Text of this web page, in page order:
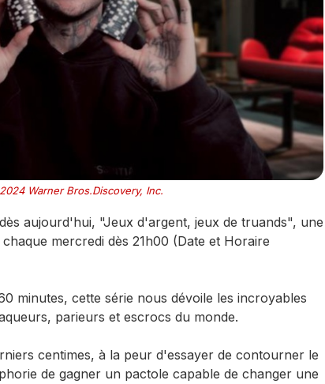
Warner Bros.Discovery, Inc.
aujourd'hui, "Jeux d'argent, jeux de truands", une
mercredi dès 21h00 (Date et Horaire
minutes, cette série nous dévoile les incroyables
parieurs et escrocs du monde.
centimes, à la peur d'essayer de contourner le
de gagner un pactole capable de changer une